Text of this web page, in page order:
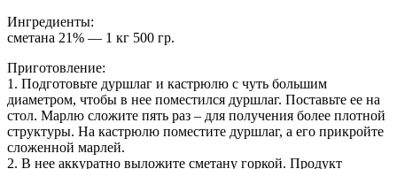
Ингредиенты:
сметана 21% — 1 кг 500 гр.
Приготовление:
1. Подготовьте дуршлаг и кастрюлю с чуть большим
диаметром, чтобы в нее поместился дуршлаг. Поставьте ее на
стол. Марлю сложите пять раз – для получения более плотной
структуры. На кастрюлю поместите дуршлаг, а его прикройте
сложенной марлей.
2. В нее аккуратно выложите сметану горкой. Продукт